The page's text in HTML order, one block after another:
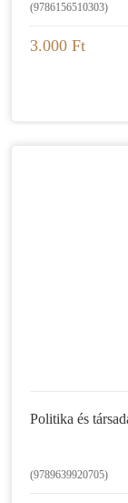
(9786156510303)
3.000 Ft
Politika és
(9789639920705)